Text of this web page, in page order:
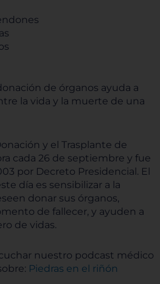
de órganos ayuda a
la vida y la muerte de una
y el Trasplante de
cada 26 de septiembre y fue
por Decreto Presidencial. El
día es sensibilizar a la
donar sus órganos,
de fallecer, y ayuden a
de vidas.
nuestro podcast médico
Piedras en el riñón